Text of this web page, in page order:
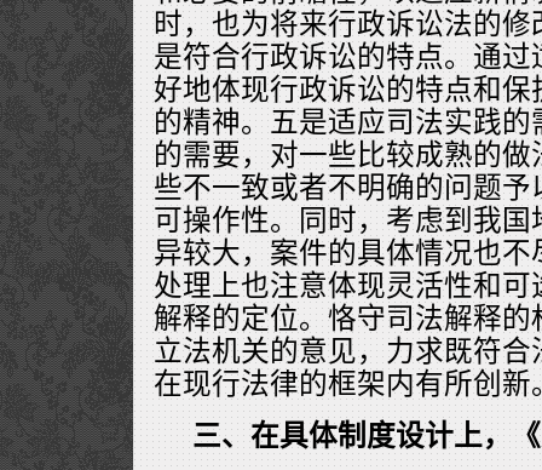
时，也为将来行政诉讼法的
是符合行政诉讼的特点。通
好地体现行政诉讼的特点和
的精神。五是适应司法实践
的需要，对一些比较成熟的
些不一致或者不明确的问题
可操作性。同时，考虑到我
异较大，案件的具体情况也
处理上也注意体现灵活性和
解释的定位。恪守司法解释
立法机关的意见，力求既符
在现行法律的框架内有所创新
三、在具体制度设计上，